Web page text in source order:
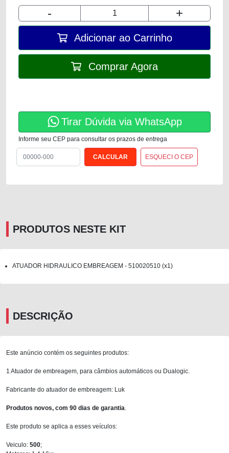
- +
Adicionar ao Carrinho
Comprar Agora
Tirar Dúvida via WhatsApp
Informe seu CEP para consultar os prazos de entrega
ESQUECI O CEP
PRODUTOS NESTE KIT
ATUADOR HIDRAULICO EMBREAGEM - 510020510 (x1)
DESCRIÇÃO
Este anúncio contém os seguintes produtos:
1 Atuador de embreagem, para câmbios automáticos ou Dualogic.
Fabricante do atuador de embreagem: Luk
Produtos novos, com 90 dias de garantia
Este produto se aplica a esses veículos:
Veiculo: 500;